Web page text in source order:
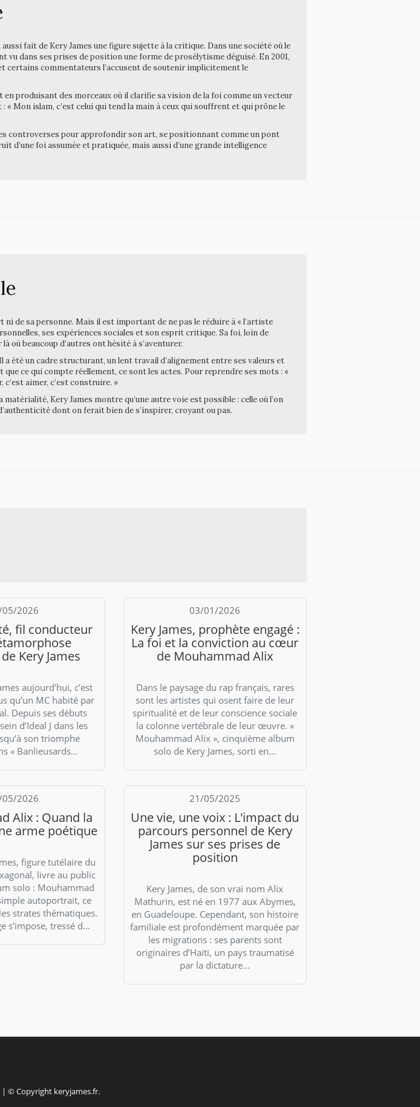
fait de Kery James une figure sujette à la critique. Dans une société où le
vu dans ses prises de position une forme de prosélytisme déguisé. En 2001,
certains commentateurs l’accusent de soutenir implicitement le
produisant des morceaux où il clarifie sa vision de la foi comme un vecteur
: « Mon islam, c’est celui qui tend la main à ceux qui souffrent et qui prône le
controverses pour approfondir son art, se positionnant comme un pont
foi assumée et pratiquée, mais aussi d’une grande intelligence
de sa personne. Mais il est important de ne pas le réduire à « l’artiste
ses expériences sociales et son esprit critique. Sa foi, loin de
où beaucoup d’autres ont hésité à s’aventurer.
a été un cadre structurant, un lent travail d’alignement entre ses valeurs et
ce qui compte réellement, ce sont les actes. Pour reprendre ses mots : «
aimer, c’est construire. »
Kery James montre qu’une autre voie est possible : celle où l’on
dont on ferait bien de s’inspirer, croyant ou pas.
05/2026
fil conducteur
Kery James
aujourd’hui, c’est
qu’un MC habité par
Depuis ses débuts
d’Ideal J dans les
son triomphe
« Banlieusards...
03/01/2026
Kery James, prophète engagé :
La foi et la conviction au cœur
de Mouhammad Alix
Dans le paysage du rap français, rares
sont les artistes qui osent faire de leur
spiritualité et de leur conscience sociale
la colonne vertébrale de leur œuvre. «
Mouhammad Alix », cinquième album
solo de Kery James, sorti en...
2026
Alix : Quand la
arme poétique
figure tutélaire du
livre au public
solo : Mouhammad
autoportrait, ce
strates thématiques.
s’impose, tressé d...
21/05/2025
Une vie, une voix : L'impact du
parcours personnel de Kery
James sur ses prises de
position
Kery James, de son vrai nom Alix
Mathurin, est né en 1977 aux Abymes,
en Guadeloupe. Cependant, son histoire
familiale est profondément marquée par
les migrations : ses parents sont
originaires d’Haïti, un pays traumatisé
par la dictature...
| © Copyright keryjames.fr.